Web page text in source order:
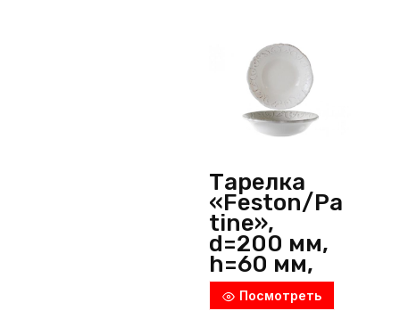
Тарелка
«Feston/Pa
tine»,
d=200 мм,
h=60 мм,
фарфор,
белый,
Посмотреть